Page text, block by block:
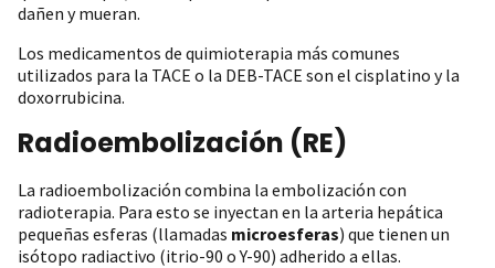
dañen y mueran.
Los medicamentos de quimioterapia más comunes
utilizados para la TACE o la DEB-TACE son el cisplatino y la
doxorrubicina.
Radioembolización (RE)
La radioembolización combina la embolización con
radioterapia. Para esto se inyectan en la arteria hepática
pequeñas esferas (llamadas microesferas) que tienen un
isótopo radiactivo (itrio-90 o Y-90) adherido a ellas.